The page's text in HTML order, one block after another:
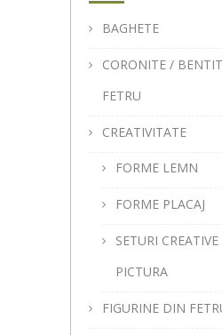
BAGHETE
CORONITE /
FETRU
CREATIVITATE
FORME LEMN
FORME PLACAJ
SETURI CREATIVE
PICTURA
FIGURINE DIN